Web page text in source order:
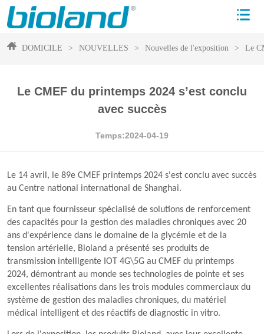
DOMICILE > NOUVELLES > Nouvelles de l'exposition > Le
Le CMEF du printemps 2024 s’est conclu
avec succès
Temps:2024-04-19